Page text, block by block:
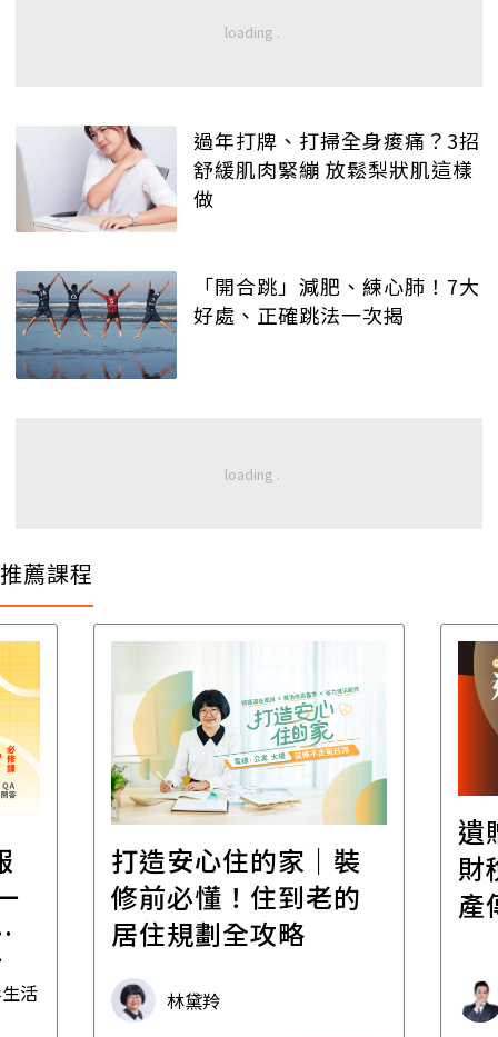
過年打牌、打掃全身痠痛？3招
舒緩肌肉緊繃 放鬆梨狀肌這樣
做
「開合跳」減肥、練心肺！7大
好處、正確跳法一次揭
推薦課程
活
打造安心住的家｜裝
修前必懂！住到老的
居住規劃全攻略
林黛羚
遺
財
產